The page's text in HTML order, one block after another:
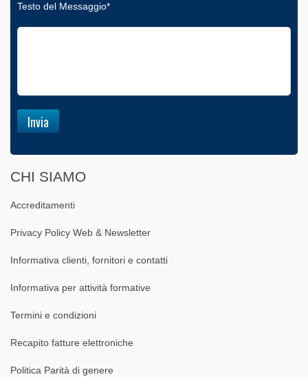
Testo del Messaggio*
CHI SIAMO
Accreditamenti
Privacy Policy Web & Newsletter
Informativa clienti, fornitori e contatti
Informativa per attività formative
Termini e condizioni
Recapito fatture elettroniche
Politica Parità di genere